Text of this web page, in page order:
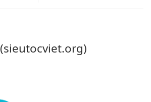
(sieutocviet.org)